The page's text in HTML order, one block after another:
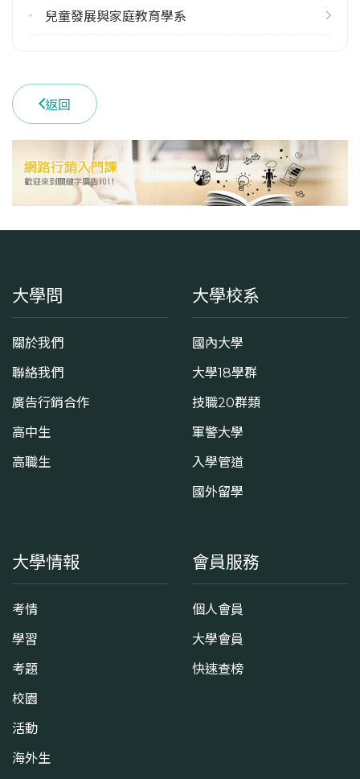
兒童發展與家庭教育學系
返回
大學問
關於我們
聯絡我們
廣告行銷合作
高中生
高職生
大學校系
國內大學
大學18學群
技職20群類
軍警大學
入學管道
國外留學
大學情報
考情
學習
考題
校園
活動
海外生
會員服務
個人會員
大學會員
快速查榜